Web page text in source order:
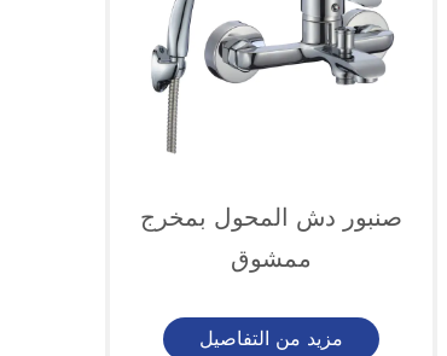
صنبور دش المحول بمخرج
ممشوق
مزيد من التفاصيل